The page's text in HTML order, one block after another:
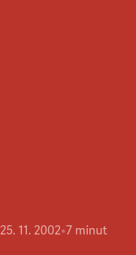
25. 11. 2002•7 minut